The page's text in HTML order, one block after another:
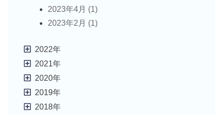
2023年4月 (1)
2023年2月 (1)
2022年
2021年
2020年
2019年
2018年